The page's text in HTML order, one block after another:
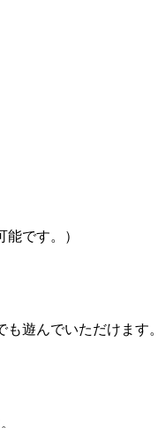
です。）
遊んでいただけます。